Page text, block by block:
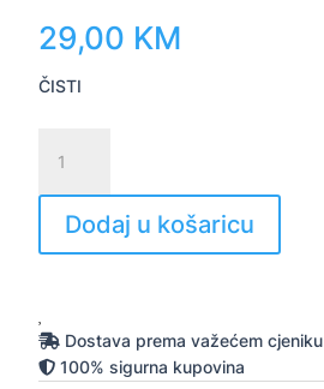
29,00 KM
ČISTI
Cleanance
gel
količina
Dodaj u košaricu
Dostava prema važećem cjeniku
100% sigurna kupovina